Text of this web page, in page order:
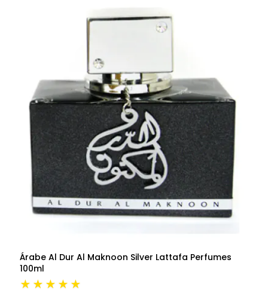
Árabe Al Dur Al Maknoon Silver Lattafa Perfumes
100ml
★★★★★